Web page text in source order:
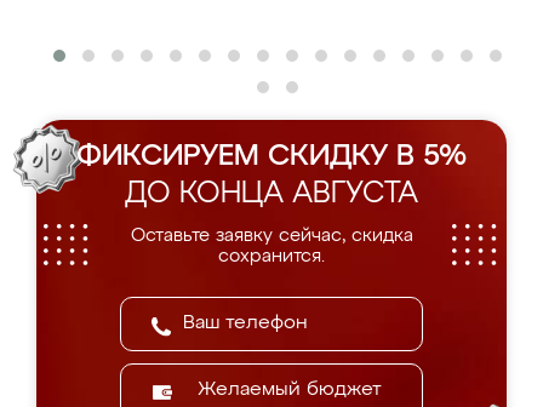
ФИКСИРУЕМ СКИДКУ В 5%
ДО КОНЦА АВГУСТА
Оставьте заявку сейчас, скидка
сохранится.
Желаемый бюджет